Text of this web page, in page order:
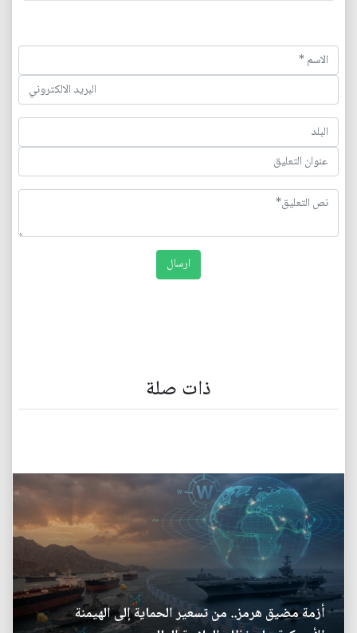
ذات صلة
أزمة مضيق هرمز.. من تسعير الحماية إلى الهيمنة